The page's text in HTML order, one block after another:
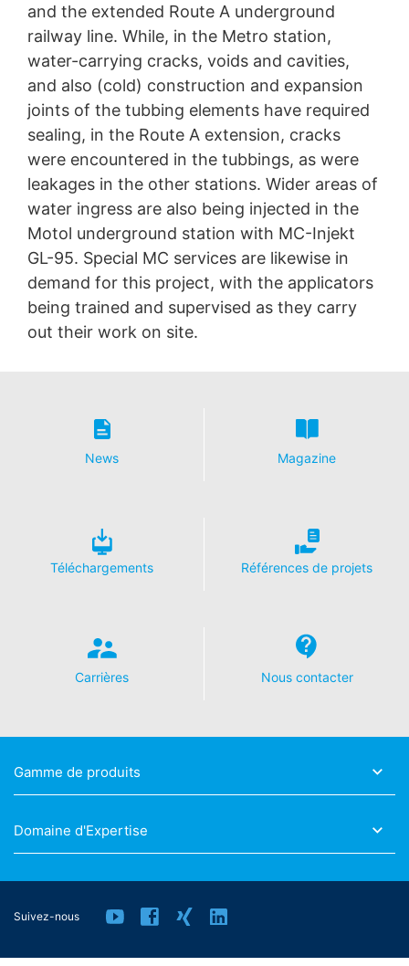
and the extended Route A underground
railway line. While, in the Metro station,
water-carrying cracks, voids and cavities,
and also (cold) construction and expansion
joints of the tubbing elements have required
sealing, in the Route A extension, cracks
were encountered in the tubbings, as were
leakages in the other stations. Wider areas of
water ingress are also being injected in the
Motol underground station with MC-Injekt
GL-95. Special MC services are likewise in
demand for this project, with the applicators
being trained and supervised as they carry
out their work on site.
News Magazine
Téléchargements Références de projets
Carrières Nous contacter
Gamme de produits
Domaine d'Expertise
Suivez-nous